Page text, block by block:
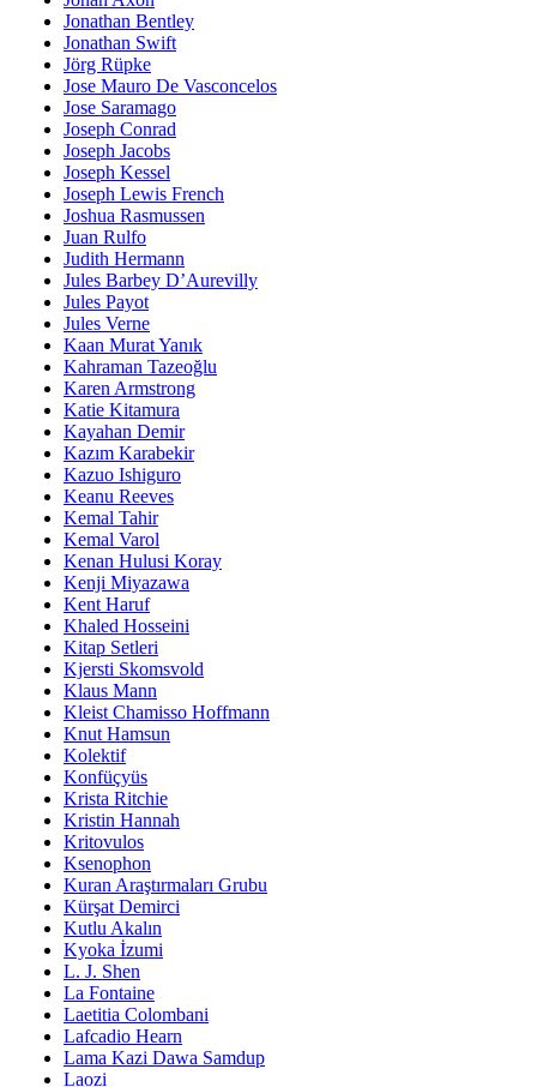
Jonathan Bentley
Jonathan Swift
Jörg Rüpke
Jose Mauro De Vasconcelos
Jose Saramago
Joseph Conrad
Joseph Jacobs
Joseph Kessel
Joseph Lewis French
Joshua Rasmussen
Juan Rulfo
Judith Hermann
Jules Barbey D’Aurevilly
Jules Payot
Jules Verne
Kaan Murat Yanık
Kahraman Tazeoğlu
Karen Armstrong
Katie Kitamura
Kayahan Demir
Kazım Karabekir
Kazuo Ishiguro
Keanu Reeves
Kemal Tahir
Kemal Varol
Kenan Hulusi Koray
Kenji Miyazawa
Kent Haruf
Khaled Hosseini
Kitap Setleri
Kjersti Skomsvold
Klaus Mann
Kleist Chamisso Hoffmann
Knut Hamsun
Kolektif
Konfüçyüs
Krista Ritchie
Kristin Hannah
Kritovulos
Ksenophon
Kuran Araştırmaları Grubu
Kürşat Demirci
Kutlu Akalın
Kyoka İzumi
L. J. Shen
La Fontaine
Laetitia Colombani
Lafcadio Hearn
Lama Kazi Dawa Samdup
Laozi